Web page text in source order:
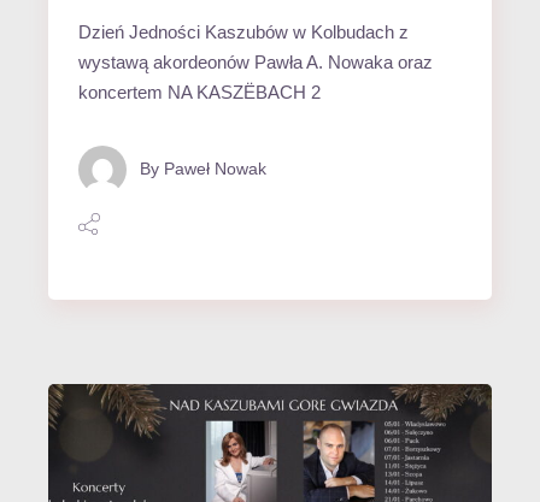
Dzień Jedności Kaszubów w Kolbudach z
wystawą akordeonów Pawła A. Nowaka oraz
koncertem NA KASZËBACH 2
By Paweł Nowak